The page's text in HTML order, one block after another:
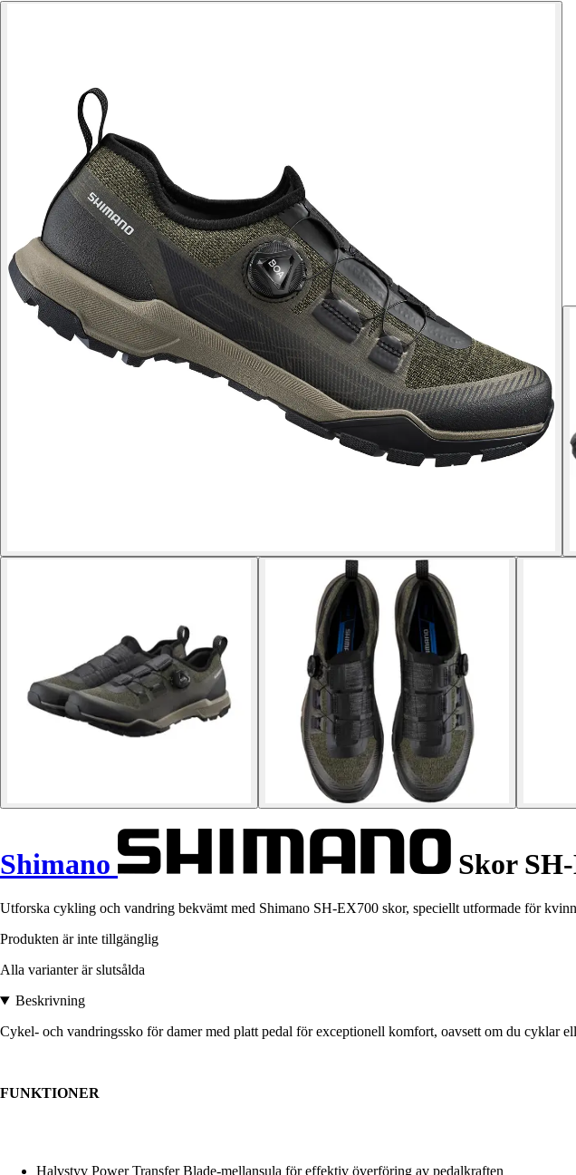
Shimano Skor
Utforska cykling och vandring bekvämt med Shimano SH-EX700 skor, speciellt utformade för
Produkten är inte tillgänglig
Alla varianter är slutsålda
Beskrivning
Cykel- och vandringssko för damer med platt pedal för exceptionell komfort, oavsett om du cyklar
FUNKTIONER
Halvstyv Power Transfer Blade-mellansula för effektiv överföring av pedalkraften